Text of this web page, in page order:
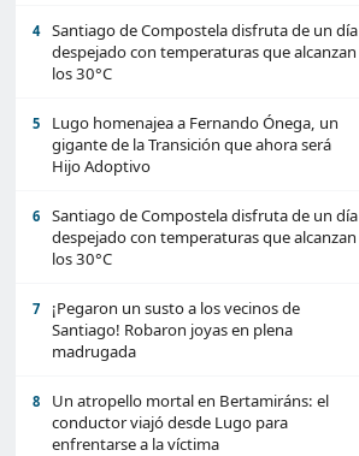
4
Santiago de Compostela disfruta de un día
despejado con temperaturas que alcanzan
los 30°C
5
Lugo homenajea a Fernando Ónega, un
gigante de la Transición que ahora será
Hijo Adoptivo
6
Santiago de Compostela disfruta de un día
despejado con temperaturas que alcanzan
los 30°C
7
¡Pegaron un susto a los vecinos de
Santiago! Robaron joyas en plena
madrugada
8
Un atropello mortal en Bertamiráns: el
conductor viajó desde Lugo para
enfrentarse a la víctima